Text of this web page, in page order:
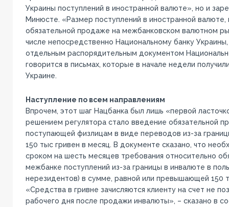
Украины поступлений в иностранной валюте», но и
Минюсте. «Размер поступлений в иностранной
обязательной продаже на межбанковском валютном
числе непосредственно Национальному банку Украины,
отдельным распорядительным документом
говорится в письмах, которые в начале недели
Украине.
Наступление по всем направлениям
Впрочем, этот шаг Нацбанка был лишь «первой
решением регулятора стало введение обязательной
поступающей физлицам в виде переводов из-за
150 тыс гривен в месяц. В документе сказано, что
сроком на шесть месяцев требования относительно
межбанке поступлений из-за границы в инвалюте в
нерезидентов) в сумме, равной или превышающей 150
«Средства в гривне зачисляются клиенту на счет не
рабочего дня после продажи инвалюты», – сказано в